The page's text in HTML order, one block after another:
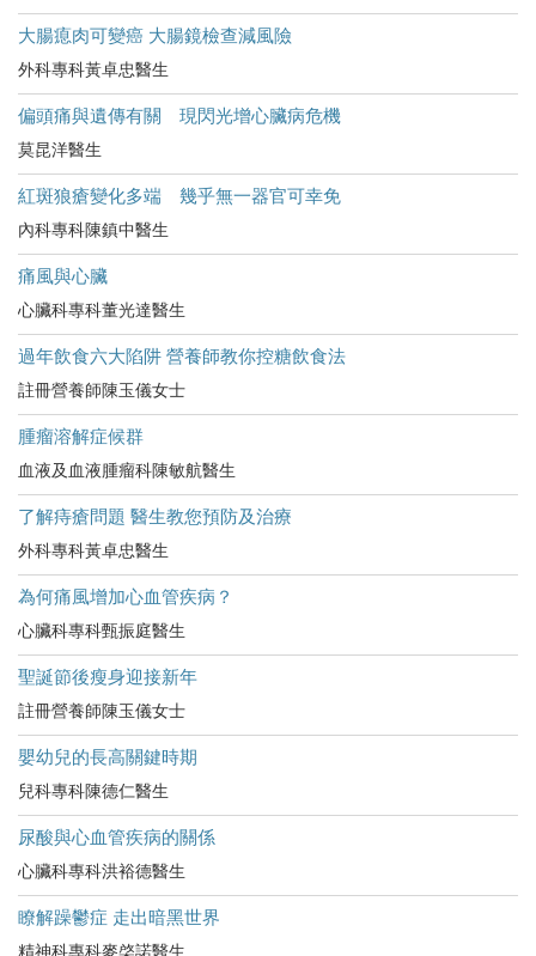
大腸瘜肉可變癌 大腸鏡檢查減風險
外科專科黃卓忠醫生
偏頭痛與遺傳有關 現閃光增心臟病危機
莫昆洋醫生
紅斑狼瘡變化多端 幾乎無一器官可幸免
內科專科陳鎮中醫生
痛風與心臟
心臟科專科董光達醫生
過年飲食六大陷阱 營養師教你控糖飲食法
註冊營養師陳玉儀女士
腫瘤溶解症候群
血液及血液腫瘤科陳敏航醫生
了解痔瘡問題 醫生教您預防及治療
外科專科黃卓忠醫生
為何痛風增加心血管疾病？
心臟科專科甄振庭醫生
聖誕節後瘦身迎接新年
註冊營養師陳玉儀女士
嬰幼兒的長高關鍵時期
兒科專科陳德仁醫生
尿酸與心血管疾病的關係
心臟科專科洪裕德醫生
瞭解躁鬱症 走出暗黑世界
精神科專科麥棨諾醫生